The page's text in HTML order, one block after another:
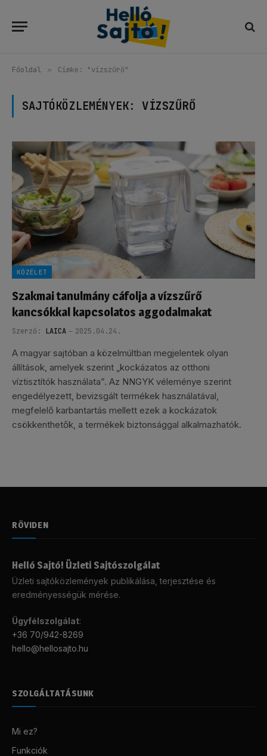
Főoldal » Címke: "vízszűrő"
SAJTÓKÖZLEMÉNYEK:VÍZSZŰRŐ
KÖZÉLET
Szakmai tanulmány cáfolja a vízszűrő
kancsókkal kapcsolatos aggodalmakat
Szerző: LAICA 2025.04.24.
A magyar sajtóban a közelmúltban megjelentek olyan
állítások, amelyek szerint „kockázatos az otthoni
víztisztítók használata”. Az NNGYK véleménye szerint
engedélyezett, bevizsgált termékek használatával,
megfelelő karbantartás mellett ezek a kockázatok
csökkenthetők, a termékek biztonsággal alkalmazhatók.
RÖVIDEN
Helló Sajtó! Üzleti Sajtószolgálat
Üzleti sajtóközlemények publikálása, terjesztése és
eredményességük mérése.
Ügyfélszolgálat:
+36 70/942-8269
hello@hellosajto.hu
SZOLGÁLTATÁSUNK
Mi ez?
Funkciók